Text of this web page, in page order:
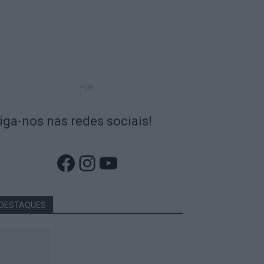
nos nas redes sociais!
Facebook
Instagram
YouTube